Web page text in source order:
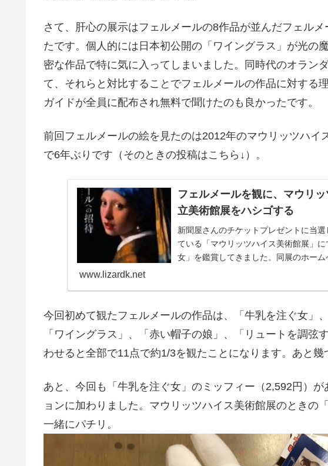
さて、肝心の展示はフェルメールの8作品が並んだフェル
たです。個人的には日本初公開の「ワイングラス」が光の
密な作品で特に気に入ってしまいました。同時代のオラン
て、それらと対比することでフェルメールの作品に対する
ガイドが全員に配布され無料で聞けたのも良かったです。
前回フェルメールの絵を見たのは2012年のマウリッツハイ
で6年ぶりです（そのときの投稿はこちら↓）。
フェルメールを観に、マウリ
立美術館展をハシゴする
新聞屋さんのチケットプレゼントに当
ている「マウリッツハイス美術館展」
女」を鑑賞してきました。同展のホー
www.lizardk.net
今回初めて観たフェルメールの作品は、「牛乳を注ぐ女」
「ワイングラス」、「赤い帽子の娘」、「リュートを調弦
わせると全部で11点で約1/3を観たことになります。あと幾
あと、今回も「牛乳を注ぐ女」のミッフィー（2,592円）
ョンに加わりました。マウリッツハイス美術館展のときの
一緒にパチリ。